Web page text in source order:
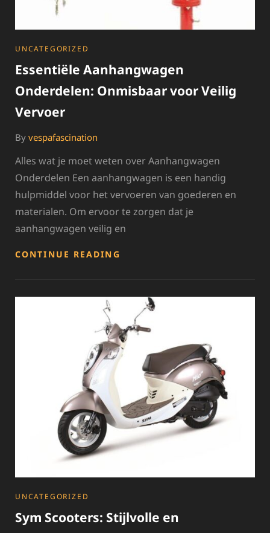
CATEGORIES
UNCATEGORIZED
Essentiële Aanhangwagen
Onderdelen: Onmisbaar voor Veilig
Vervoer
By vespafascination
Alles wat je moet weten over Aanhangwagen
Onderdelen Een aanhangwagen is een handig
hulpmiddel voor het vervoeren van goederen en
materialen. Om ervoor te zorgen dat je
aanhangwagen veilig en
CONTINUE READING
VOOR
VEILIG
VERVOER
CATEGORIES
UNCATEGORIZED
Sym Scooters: Stijlvolle en